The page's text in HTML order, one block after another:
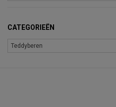
CATEGORIEËN